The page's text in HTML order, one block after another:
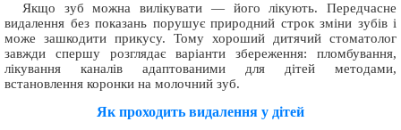
Якщо зуб можна вилікувати — його лікують. Передчасне
видалення без показань порушує природний строк зміни зубів і
може зашкодити прикусу. Тому хороший дитячий стоматолог
завжди спершу розглядає варіанти збереження: пломбування,
лікування каналів адаптованими для дітей методами,
встановлення коронки на молочний зуб.
Як проходить видалення у дітей